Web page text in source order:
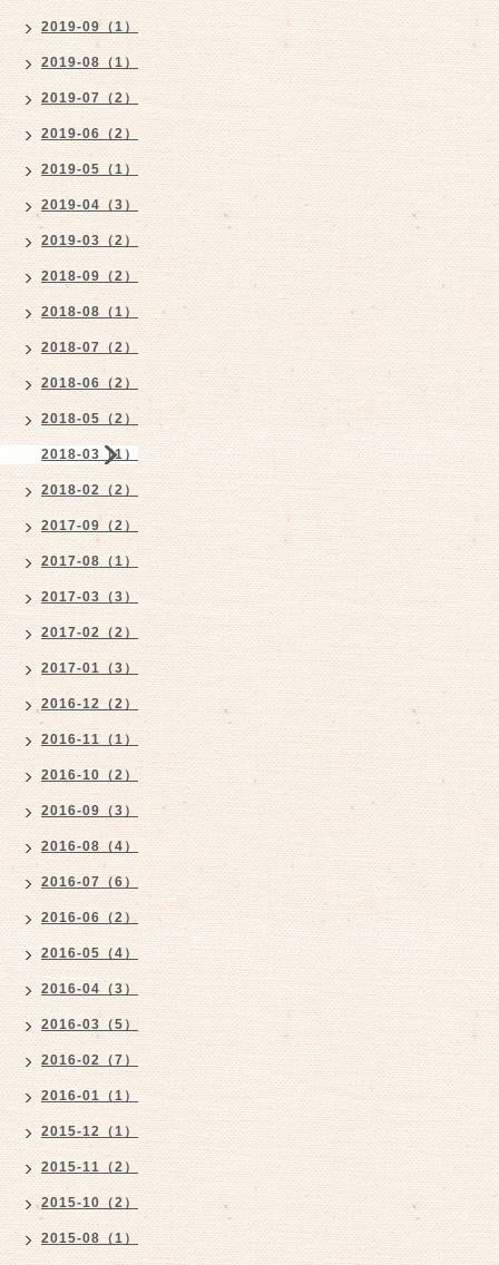
2019-09（1）
2019-08（1）
2019-07（2）
2019-06（2）
2019-05（1）
2019-04（3）
2019-03（2）
2018-09（2）
2018-08（1）
2018-07（2）
2018-06（2）
2018-05（2）
2018-03（1）
2018-02（2）
2017-09（2）
2017-08（1）
2017-03（3）
2017-02（2）
2017-01（3）
2016-12（2）
2016-11（1）
2016-10（2）
2016-09（3）
2016-08（4）
2016-07（6）
2016-06（2）
2016-05（4）
2016-04（3）
2016-03（5）
2016-02（7）
2016-01（1）
2015-12（1）
2015-11（2）
2015-10（2）
2015-08（1）